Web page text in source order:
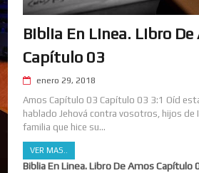
Biblia En Linea. Libro De
Capítulo 03
enero 29, 2018
Amos Capítulo 03 Capítulo 03 3:1 Oíd
hablado Jehová contra vosotros, hijos de
familia que hice su...
VER MAS..
Biblia En Linea. Libro De Amos Capítulo